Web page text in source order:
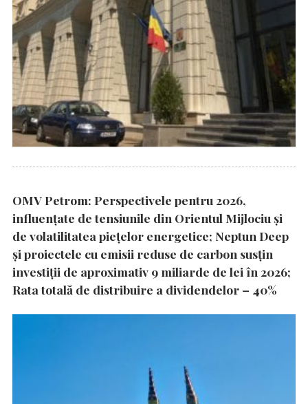
OMV Petrom: Perspectivele pentru 2026,
influențate de tensiunile din Orientul Mijlociu și
de volatilitatea piețelor energetice; Neptun Deep
și proiectele cu emisii reduse de carbon susțin
investiții de aproximativ 9 miliarde de lei în 2026;
Rata totală de distribuire a dividendelor – 40%